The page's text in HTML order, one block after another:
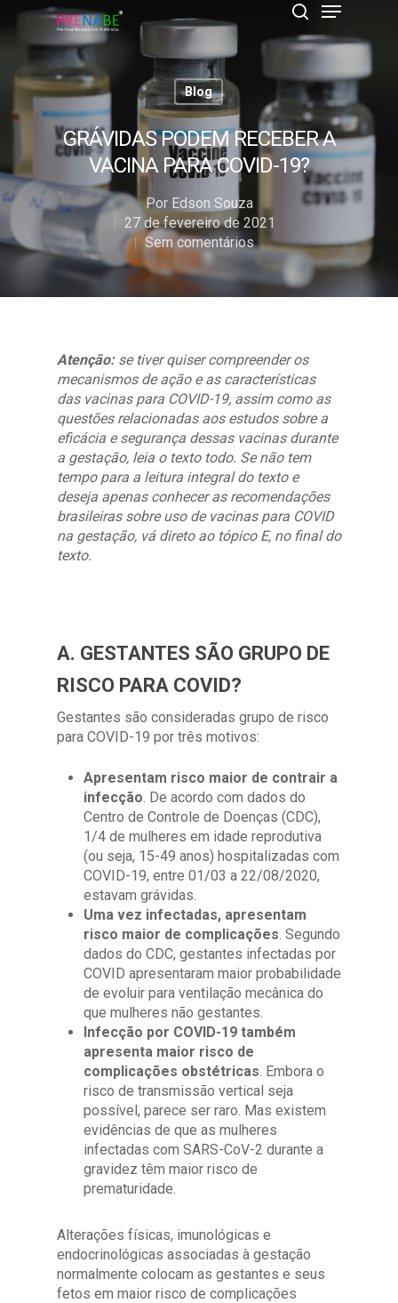
Pressione Enter para pesquisar ou ESC para
fechar
Blog
GRÁVIDAS PODEM RECEBER A
VACINA PARA COVID-19?
Por Edson Souza
27 de fevereiro de 2021
Sem comentários
Atenção:se tiver quiser compreender os
mecanismos de ação e as características
das vacinas para COVID-19, assim como as
questões relacionadas aos estudos sobre a
eficácia e segurança dessas vacinas durante
a gestação, leia o texto todo. Se não tem
tempo para a leitura integral do texto e
deseja apenas conhecer as recomendações
brasileiras sobre uso de vacinas para COVID
na gestação, vá direto ao tópico E, no final do
texto.
A. GESTANTES SÃO GRUPO DE
RISCO PARA COVID?
Gestantes são consideradas grupo de risco
para COVID-19 por três motivos:
Apresentam risco maior de contrair a
infecção. De acordo com dados do
Centro de Controle de Doenças (CDC),
1/4 de mulheres em idade reprodutiva
(ou seja, 15-49 anos) hospitalizadas com
COVID-19, entre 01/03 a 22/08/2020,
estavam grávidas.
Uma vez infectadas, apresentam
risco maior de complicações. Segundo
dados do CDC, gestantes infectadas por
COVID apresentaram maior probabilidade
de evoluir para ventilação mecânica do
que mulheres não gestantes.
Infecção por COVID-19 também
apresenta maior risco de
complicações obstétricas. Embora o
risco de transmissão vertical seja
possível, parece ser raro. Mas existem
evidências de que as mulheres
infectadas com SARS-CoV-2 durante a
gravidez têm maior risco de
prematuridade.
Alterações físicas, imunológicas e
endocrinológicas associadas à gestação
normalmente colocam as gestantes e seus
fetos em maior risco de complicações